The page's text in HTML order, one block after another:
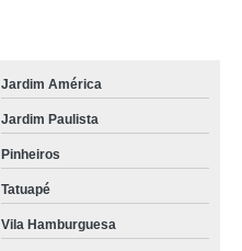
Jardim América
Jardim Paulista
Pinheiros
Tatuapé
Vila Hamburguesa